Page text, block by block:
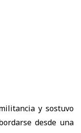
y sostuvo
desde una